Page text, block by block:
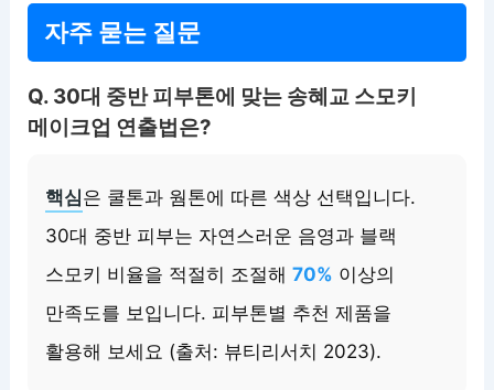
자주 묻는 질문
Q. 30대 중반 피부톤에 맞는 송혜교 스모키
메이크업 연출법은?
핵심은 쿨톤과 웜톤에 따른 색상 선택입니다.
30대 중반 피부는 자연스러운 음영과 블랙
스모키 비율을 적절히 조절해70% 이상의
만족도를 보입니다. 피부톤별 추천 제품을
활용해 보세요 (출처: 뷰티리서치 2023).